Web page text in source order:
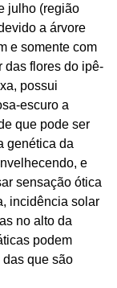
julho (região
a árvore
e somente com
das flores do ipê-
possui
escuro a
que pode ser
genética da
e
sensação ótica
incidência solar
no alto da
podem
que são